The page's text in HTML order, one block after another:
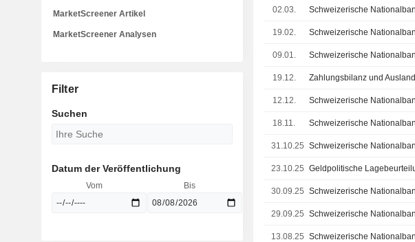
02.03.
19.02.
09.01.
19.12. Zahlungsbilanz und
12.12.
18.11.
31.10.25
23.10.25
30.09.25
29.09.25
13.08.25 Schweizerische
MarketScreener Artikel
MarketScreener Analysen
Filter
Suchen
Datum der Veröffentlichung
Vom Bis